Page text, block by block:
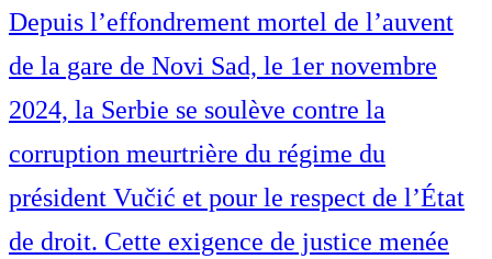
Depuis l’effondrement mortel de l’auvent
de la gare de Novi Sad, le 1er novembre
2024, la Serbie se soulève contre la
corruption meurtrière du régime du
président Vučić et pour le respect de l’État
de droit. Cette exigence de justice menée